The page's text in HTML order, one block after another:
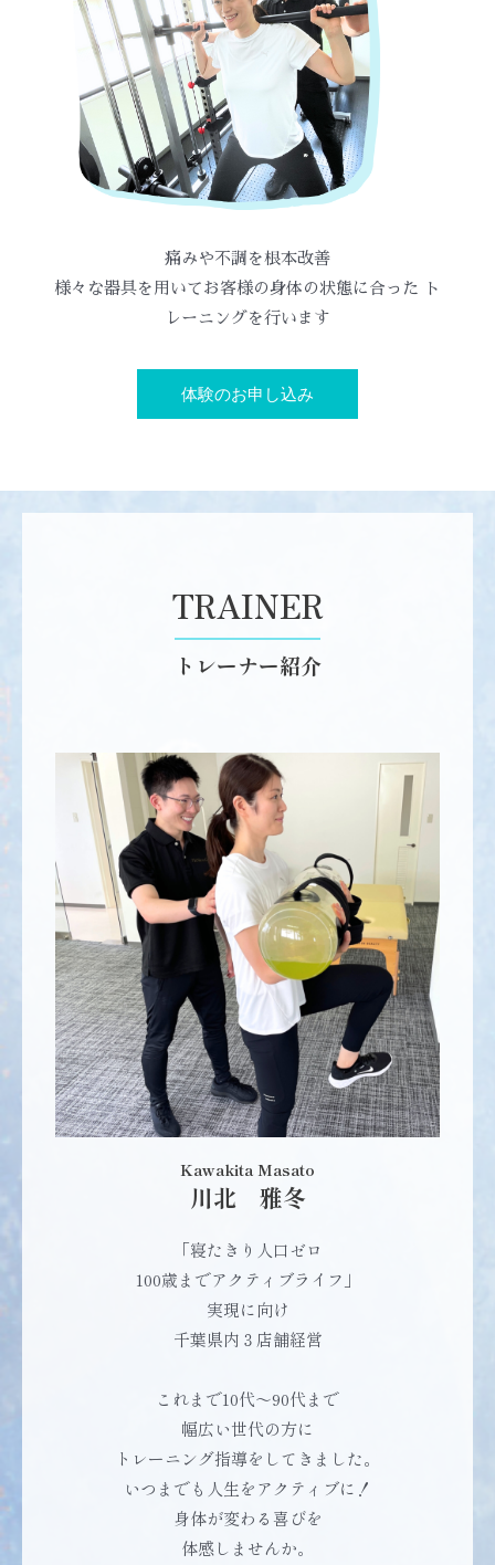
痛みや不調を根本改善
様々な器具を用いてお客様の身体の状態に合った ト
レーニングを行います
体験のお申し込み
TRAINER
トレーナー紹介
Kawakita Masato
川北 雅冬
「寝たきり人口ゼロ
100歳までアクティブライフ」
実現に向け
千葉県内３店舗経営
これまで10代〜90代まで
幅広い世代の方に
トレーニング指導をしてきました。
いつまでも人生をアクティブに！
身体が変わる喜びを
体感しませんか。